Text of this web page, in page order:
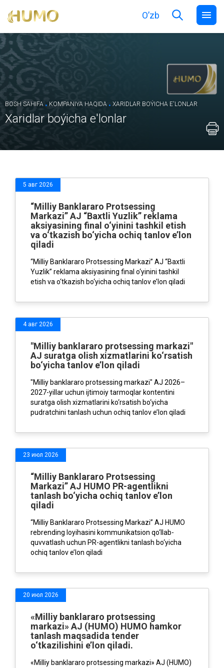
O’zb
BOSH SAHIFA . KOMPANIYA HAQIDA . XARIDLAR BOÝICHA E'LONLAR
Xaridlar boýicha e'lonlar
5 авг 2026
“Milliy Banklararo Protsessing
Markazi” AJ “Baxtli Yuzlik” reklama
aksiyasining final o‘yinini tashkil etish
va o‘tkazish bo‘yicha ochiq tanlov e’lon
qiladi
“Milliy Banklararo Protsessing Markazi” AJ “Baxtli
Yuzlik” reklama aksiyasining final o‘yinini tashkil
etish va o‘tkazish bo‘yicha ochiq tanlov e’lon qiladi
4 авг 2026
"Milliy banklararo protsessing markazi"
AJ suratga olish xizmatlarini ko‘rsatish
bo‘yicha tanlov e’lon qiladi
"Milliy banklararo protsessing markazi" AJ 2026–
2027-yillar uchun ijtimoiy tarmoqlar kontentini
suratga olish xizmatlarini ko‘rsatish bo‘yicha
pudratchini tanlash uchun ochiq tanlov e’lon qiladi
23 июл 2026
“Milliy Banklararo Protsessing
Markazi” AJ HUMO PR-agentlikni
tanlash bo‘yicha ochiq tanlov e’lon
qiladi
“Milliy Banklararo Protsessing Markazi” AJ HUMO
rebrending loyihasini kommunikatsion qo‘llab-
quvvatlash uchun PR-agentlikni tanlash bo‘yicha
ochiq tanlov e’lon qiladi
20 июл 2026
«Milliy banklararo protsessing
markazi» AJ (HUMO) HUMO hamkor
tanlash maqsadida tender
o‘tkazilishini e’lon qiladi.
«Milliy banklararo protsessing markazi» AJ (HUMO)